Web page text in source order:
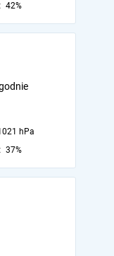
42%
hPa
37%